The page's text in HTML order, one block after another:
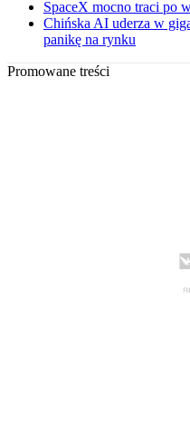
SpaceX mocno traci po
Chińska AI uderza w
panikę na rynku
Promowane treści